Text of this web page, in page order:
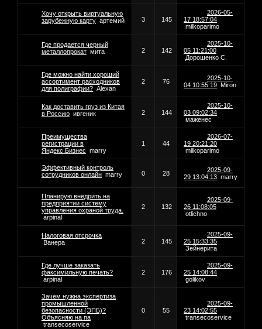
Хочу открыть виртуальную
зарубежную карту артемий 3 145
2026-05-
17 18:57:04
milkoparimo
Где продается черный
металлопрокат мита 2 142
2025-10-
05 11:21:00
Дорошенко С.
Где можно найти хороший
ассортимент расходников
для полиграфии? Alexan
2 76
2025-10-
04 10:55:19 Miron
Как доставить груз из Китая
в Россию ивгеник 2 144
2025-10-
03 09:02:34
маженес
Преимущества
регистрации в
Яндекс.Бизнес marry
1 44
2026-07-
19 20:21:20
milkoparimo
Эффективный контроль
сотрудников онлайн marry 0 28
2025-09-
29 13:04:13 marry
Планирую внедрить на
предприятии систему
управления охраной труда.
arpinal
2 132
2025-09-
26 11:08:05
otlichno
Налоговая отсрочка
Ванера
2 145
2025-09-
25 15:33:35
Зейнерита
Где лучше заказать
факсимильную печать?
arpinal
2 176
2025-09-
25 14:08:44
golikov
Зачем нужна экспертиза
промышленной
безопасности (ЭПБ)?
Объясняю на па
transecoservice
0 55
2025-09-
23 14:02:55
transecoservice